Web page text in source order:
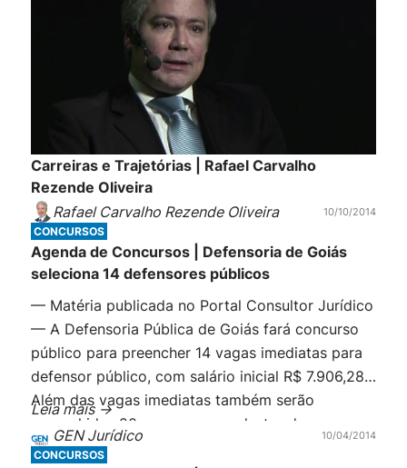
Carreiras e Trajetórias | Rafael Carvalho
Rezende Oliveira
Rafael Carvalho Rezende Oliveira
10/10/2014
CONCURSOS
Agenda de Concursos | Defensoria de Goiás
seleciona 14 defensores públicos
— Matéria publicada no Portal Consultor Jurídico
— A Defensoria Pública de Goiás fará concurso
público para preencher 14 vagas imediatas para
defensor público, com salário inicial R$ 7.906,28.
Além das vagas imediatas também serão
preenchidas 20 vagas para cadastro de reserva.
Para concorrer é necessário ser bacharel em
Leia mais ->
GEN Jurídico
10/04/2014
CONCURSOS